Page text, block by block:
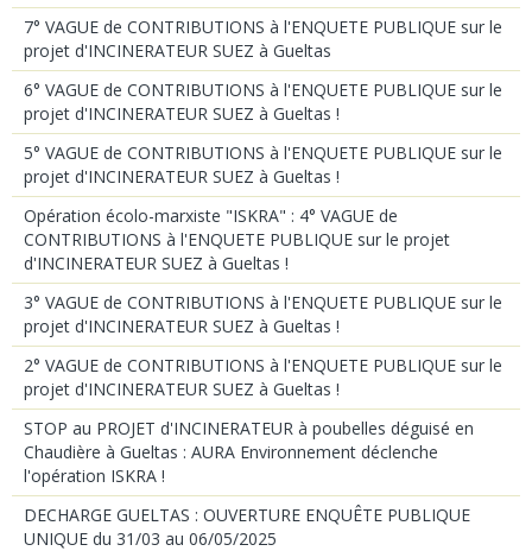
7° VAGUE de CONTRIBUTIONS à l'ENQUETE PUBLIQUE sur le
projet d'INCINERATEUR SUEZ à Gueltas
6° VAGUE de CONTRIBUTIONS à l'ENQUETE PUBLIQUE sur le
projet d'INCINERATEUR SUEZ à Gueltas !
5° VAGUE de CONTRIBUTIONS à l'ENQUETE PUBLIQUE sur le
projet d'INCINERATEUR SUEZ à Gueltas !
Opération écolo-marxiste "ISKRA" : 4° VAGUE de
CONTRIBUTIONS à l'ENQUETE PUBLIQUE sur le projet
d'INCINERATEUR SUEZ à Gueltas !
3° VAGUE de CONTRIBUTIONS à l'ENQUETE PUBLIQUE sur le
projet d'INCINERATEUR SUEZ à Gueltas !
2° VAGUE de CONTRIBUTIONS à l'ENQUETE PUBLIQUE sur le
projet d'INCINERATEUR SUEZ à Gueltas !
STOP au PROJET d'INCINERATEUR à poubelles déguisé en
Chaudière à Gueltas : AURA Environnement déclenche
l'opération ISKRA !
DECHARGE GUELTAS : OUVERTURE ENQUÊTE PUBLIQUE
UNIQUE du 31/03 au 06/05/2025